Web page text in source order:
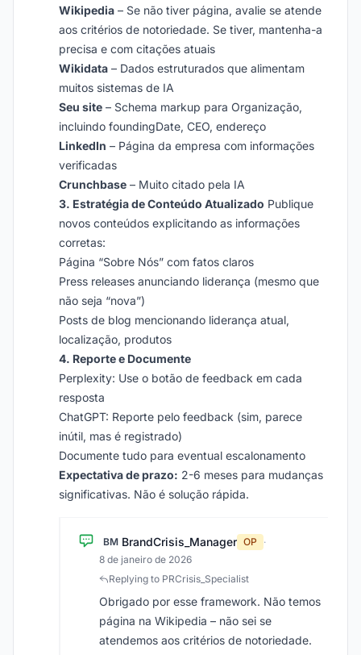
Wikipedia – Se não tiver página, avalie se atende
aos critérios de notoriedade. Se tiver, mantenha-a
precisa e com citações atuais
Wikidata – Dados estruturados que alimentam
muitos sistemas de IA
Seu site – Schema markup para Organização,
incluindo foundingDate, CEO, endereço
LinkedIn – Página da empresa com informações
verificadas
Crunchbase – Muito citado pela IA
3. Estratégia de Conteúdo Atualizado Publique
novos conteúdos explicitando as informações
corretas:
Página “Sobre Nós” com fatos claros
Press releases anunciando liderança (mesmo que
não seja “nova”)
Posts de blog mencionando liderança atual,
localização, produtos
4. Reporte e Documente
Perplexity: Use o botão de feedback em cada
resposta
ChatGPT: Reporte pelo feedback (sim, parece
inútil, mas é registrado)
Documente tudo para eventual escalonamento
Expectativa de prazo: 2-6 meses para mudanças
significativas. Não é solução rápida.
BM BrandCrisis_Manager OP
·
8 de janeiro de 2026
Replying to PRCrisis_Specialist
Obrigado por esse framework. Não temos
página na Wikipedia – não sei se
atendemos aos critérios de notoriedade.